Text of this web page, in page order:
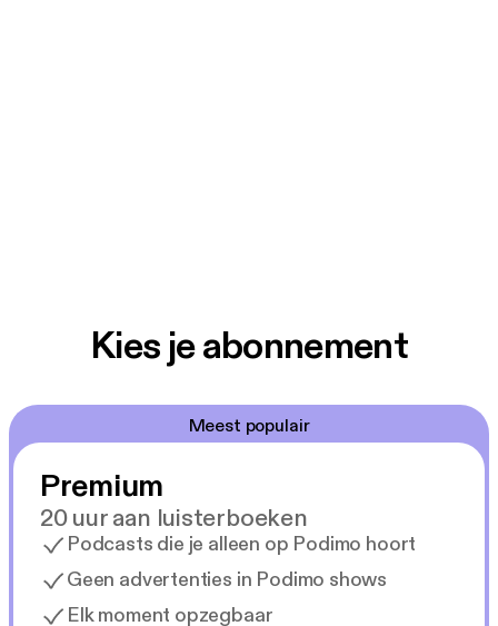
Kies je abonnement
Meest populair
Premium
20 uur aan luisterboeken
Podcasts die je alleen op Podimo hoort
Geen advertenties in Podimo shows
Elk moment opzegbaar